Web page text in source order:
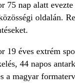
75 nap alatt
oldalán.
19 éves extrém
44 napos
a magyar